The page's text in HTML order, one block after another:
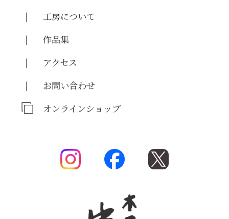
工房について
作品集
アクセス
お問い合わせ
オンラインショップ